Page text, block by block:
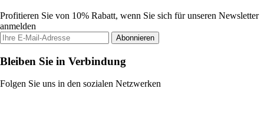
Profitieren Sie von 10% Rabatt, wenn Sie sich für unseren Newsletter
anmelden
Abonnieren
Bleiben Sie in Verbindung
Folgen Sie uns in den sozialen Netzwerken